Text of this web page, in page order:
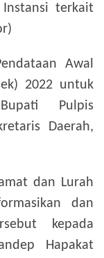
Instansi terkait
Awal
2022 untuk
Pulpis
Daerah,
dan Lurah
dan
kepada
Hapakat